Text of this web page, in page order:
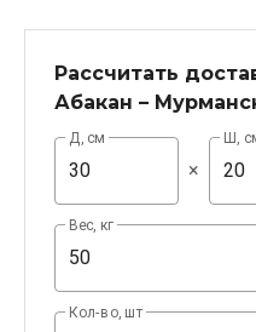
Рассчитать
Абакан –
Д, см
×
Ш,
Вес, кг
Кол-во, шт